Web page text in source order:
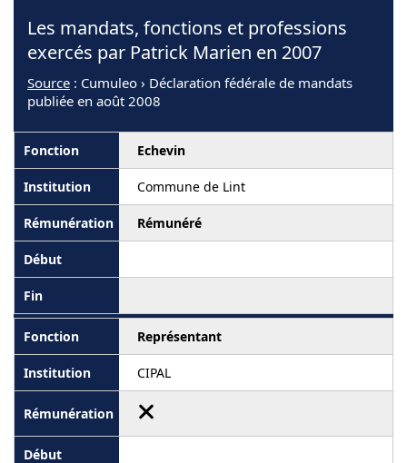
Les mandats, fonctions et professions
exercés par Patrick Marien en 2007
Source : Cumuleo › Déclaration fédérale de mandats
publiée en août 2008
Echevin
Commune de Lint
Rémunéré
Représentant
CIPAL